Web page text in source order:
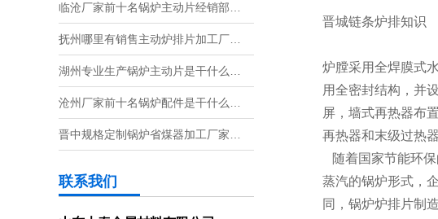
临沧厂家前十名锅炉主动片经销部…
抚州哪里有销售主动炉排片加工厂…
湖州专业生产锅炉主动片是干什么…
沧州厂家前十名锅炉配件是干什么…
晋中规格定制锅炉省煤器加工厂家…
联系我们
晋城链条炉排知识
炉膛采用全焊膜式
用全密封结构，并
屏，墙式再热器布
再热器和末级过热
随着国家节能环
蒸汽的锅炉形式，
同，锅炉炉排片制